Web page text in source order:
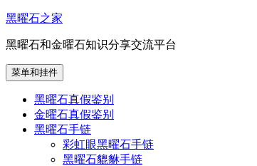
跳
内
容
黑曜石之家
黑曜石和金曜石知识分享交流平台
菜单和挂件
黑曜石真假鉴别
金曜石真假鉴别
黑曜石手链
彩虹眼黑曜石手链
黑曜石貔貅手链